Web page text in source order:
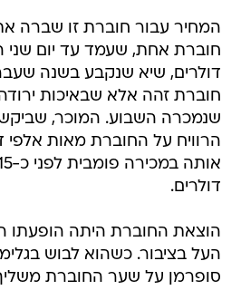
המחיר עבור חוברת זו שברה
דולרים, שיא שנקבע בשנה
חוברת זהה אלא שבאיכות
שנמכרה השבוע. המוכר, שביקש
הרוויח על החוברת מאות אלפי
דולרים.
הוצאת החוברת היתה הופעתו
העל בציבור. כשהוא לבוש
סופרמן על שער החוברת